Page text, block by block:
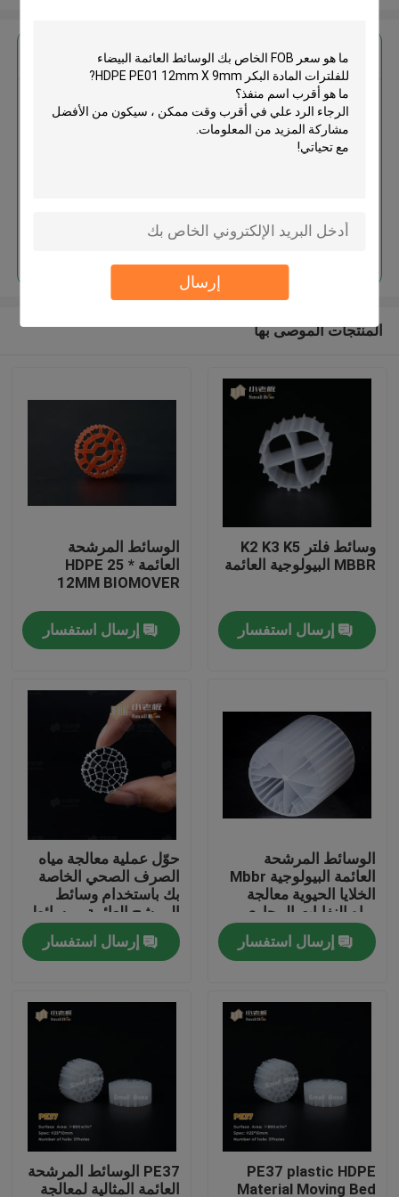
إرسال
منتجات
معلومات عنا
جولة في المعمل
مراقبة الجودة
اتصل بنا
اطلب اقتباس
الوسائط المرشحة MBBR
MBBR بيو ميديا
احصل على افضل سعر ل
الوسائط العائمة البيضاء للفلترات
استمر
المنتجات الموصى بها
وسائط فلتر K2 K3 K5
MBBR البيولوجية العائمة
إرسال استفسار
الوسائط المرشحة
العائمة HDPE 25 *
12MM BIOMOVER
إرسال استفسار
الوسائط المرشحة
العائمة البيولوجية Mbbr
الخلايا الحيوية معالجة
مياه النفايات المجاري
إرسال استفسار
حوّل عملية معالجة مياه
الصرف الصحي الخاصة
بك باستخدام وسائط
المرشح العائمة - وسائط
مرشح MBBR الحيوية
الأكثر فعاليةإرسال استفسار
PE37 plastic HDPE
Material Moving Bed
PE37 الوسائط المرشحة
العائمة المثالية لمعالجة